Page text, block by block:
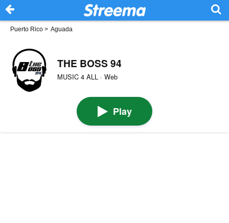
Puerto Rico > Aguada
THE BOSS 94
MUSIC 4 ALL · Web
Play